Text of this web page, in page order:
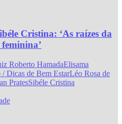
Cristina: ‘As raízes da
Roberto HamadaElisama
/ Dicas de Bem EstarLéo Rosa de
PratesSibéle Cristina